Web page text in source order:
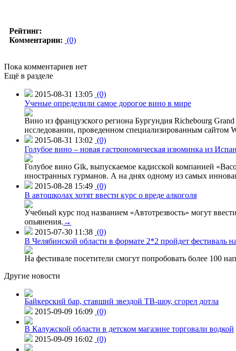
Рейтинг:
Комментарии: (0)
Пока комментариев нет
Ещё в разделе
2015-08-31 13:05 (0)
Ученые определили самое дорогое вино в мире
Вино из французского региона Бургундия Richebourg
исследовании, проведенном специализированным сайтом
2015-08-31 13:02 (0)
Голубое вино – новая гастрономическая изюминка из
Голубое вино Gïk, выпускаемое кадисской компанией
иностранных гурманов. А на днях одному из самых
2015-08-28 15:49 (0)
В автошколах хотят ввести курс о вреде алкоголя
Учебный курс под названием «Автотрезвость» могут
опьянения. →
2015-07-30 11:38 (0)
В Челябинской области в формате 2*2 пройдет фестиваль
На фестивале посетители смогут попробовать более 100
Другие новости
Байкерский бар, ставший звездой ТВ-шоу, сгорел дотла
2015-09-09 16:09 (0)
В Калужской области в детском магазине торговали водкой
2015-09-09 16:02 (0)